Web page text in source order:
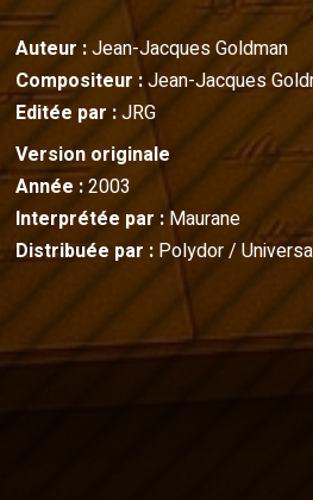
Auteur :Jean-Jacques Goldman
Compositeur :Jean-Jacques
Editée par :JRG
Version originale
Année :2003
Interprétée par :Maurane
Distribuée par :Polydor /